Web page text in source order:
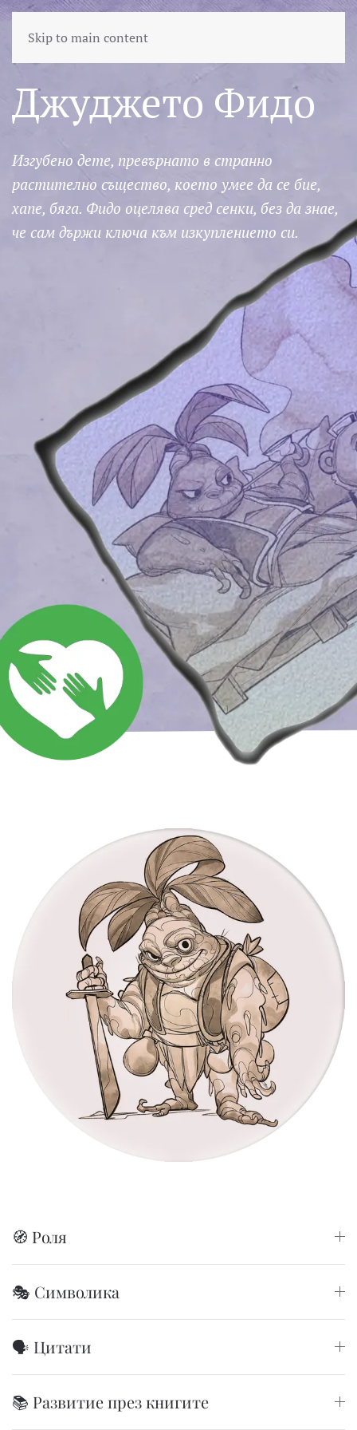
Skip to main content
Джуджето Фидо
Изгубено дете, превърнато в странно
растително същество, което умее да се бие,
хапе, бяга. Фидо оцелява сред сенки, без да знае,
че сам държи ключа към изкуплението си.
🧭 Роля
🎭 Символика
🗣️ Цитати
📚 Развитие през книгите